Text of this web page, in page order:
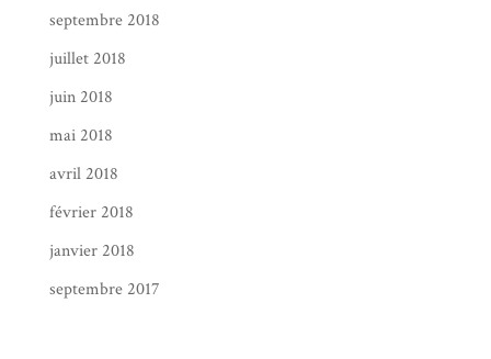
septembre 2018
juillet 2018
juin 2018
mai 2018
avril 2018
février 2018
janvier 2018
septembre 2017